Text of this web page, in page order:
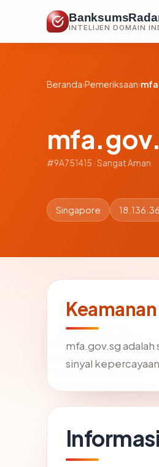
INTELIJEN DOMAIN
Beranda›Pemeriksaan›
#9A751415 · Sangat Aman
Singapore
mfa.gov.sg adalah
sinyal